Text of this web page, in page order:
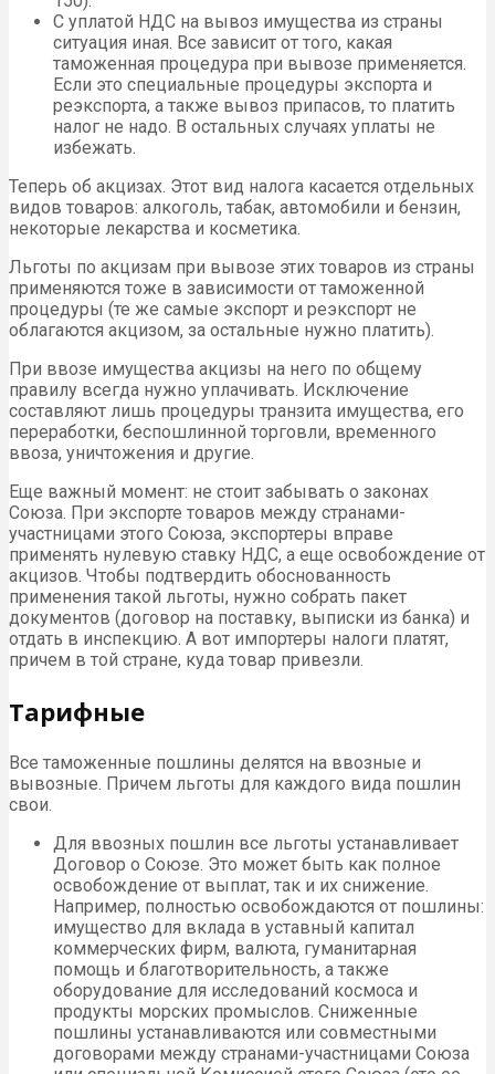
С уплатой НДС на вывоз имущества из страны
ситуация иная. Все зависит от того, какая
таможенная процедура при вывозе применяется.
Если это специальные процедуры экспорта и
реэкспорта, а также вывоз припасов, то платить
налог не надо. В остальных случаях уплаты не
избежать.
Теперь об акцизах. Этот вид налога касается отдельных
видов товаров: алкоголь, табак, автомобили и бензин,
некоторые лекарства и косметика.
Льготы по акцизам при вывозе этих товаров из страны
применяются тоже в зависимости от таможенной
процедуры (те же самые экспорт и реэкспорт не
облагаются акцизом, за остальные нужно платить).
При ввозе имущества акцизы на него по общему
правилу всегда нужно уплачивать. Исключение
составляют лишь процедуры транзита имущества, его
переработки, беспошлинной торговли, временного
ввоза, уничтожения и другие.
Еще важный момент: не стоит забывать о законах
Союза. При экспорте товаров между странами-
участницами этого Союза, экспортеры вправе
применять нулевую ставку НДС, а еще освобождение от
акцизов. Чтобы подтвердить обоснованность
применения такой льготы, нужно собрать пакет
документов (договор на поставку, выписки из банка) и
отдать в инспекцию. А вот импортеры налоги платят,
причем в той стране, куда товар привезли.
Тарифные
Все таможенные пошлины делятся на ввозные и
вывозные. Причем льготы для каждого вида пошлин
свои.
Для ввозных пошлин все льготы устанавливает
Договор о Союзе. Это может быть как полное
освобождение от выплат, так и их снижение.
Например, полностью освобождаются от пошлины:
имущество для вклада в уставный капитал
коммерческих фирм, валюта, гуманитарная
помощь и благотворительность, а также
оборудование для исследований космоса и
продукты морских промыслов. Сниженные
пошлины устанавливаются или совместными
договорами между странами-участницами Союза